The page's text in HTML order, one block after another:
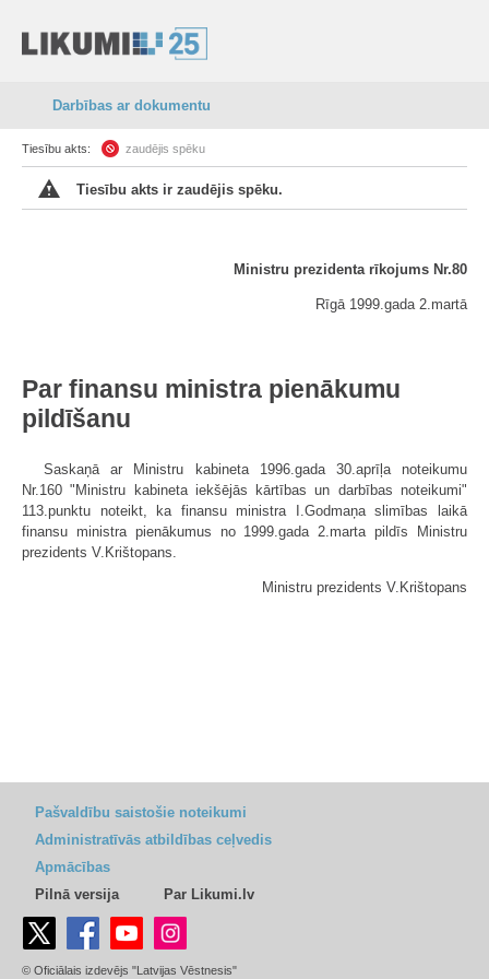
Darbības ar dokumentu
Tiesību akts: zaudējis spēku
Tiesību akts ir zaudējis spēku.
Ministru prezidenta rīkojums Nr.80
Rīgā 1999.gada 2.martā
Par finansu ministra pienākumu
pildīšanu
Saskaņā ar Ministru kabineta 1996.gada 30.aprīļa noteikumu
Nr.160 "Ministru kabineta iekšējās kārtības un darbības noteikumi"
113.punktu noteikt, ka finansu ministra I.Godmaņa slimības laikā
finansu ministra pienākumus no 1999.gada 2.marta pildīs Ministru
prezidents V.Krištopans.
Ministru prezidents V.Krištopans
Pašvaldību saistošie noteikumi
Administratīvās atbildības ceļvedis
Apmācības
Pilnā versija
Par Likumi.lv
© Oficiālais izdevējs "Latvijas Vēstnesis"